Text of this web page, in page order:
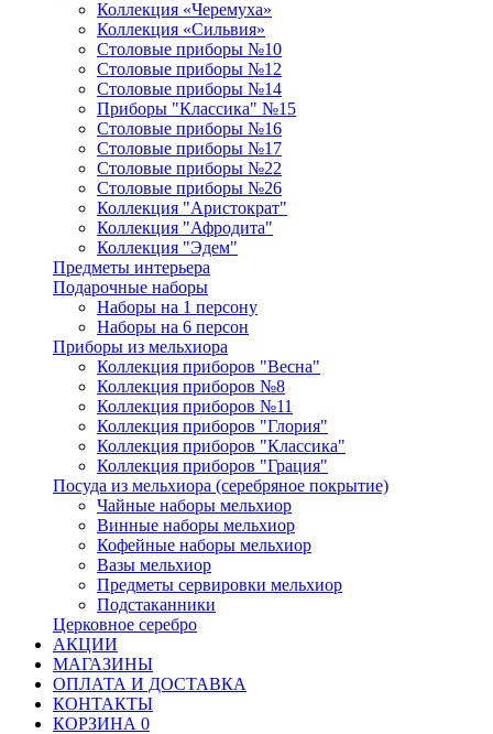
Коллекция «Черемуха»
Коллекция «Сильвия»
Столовые приборы №10
Столовые приборы №12
Столовые приборы №14
Приборы "Классика" №15
Столовые приборы №16
Столовые приборы №17
Столовые приборы №22
Столовые приборы №26
Коллекция "Аристократ"
Коллекция "Афродита"
Коллекция "Эдем"
Предметы интерьера
Подарочные наборы
Наборы на 1 персону
Наборы на 6 персон
Приборы из мельхиора
Коллекция приборов "Весна"
Коллекция приборов №8
Коллекция приборов №11
Коллекция приборов "Глория"
Коллекция приборов "Классика"
Коллекция приборов "Грация"
Посуда из мельхиора (серебряное покрытие)
Чайные наборы мельхиор
Винные наборы мельхиор
Кофейные наборы мельхиор
Вазы мельхиор
Предметы сервировки мельхиор
Подстаканники
Церковное серебро
АКЦИИ
МАГАЗИНЫ
ОПЛАТА И ДОСТАВКА
КОНТАКТЫ
КОРЗИНА 0